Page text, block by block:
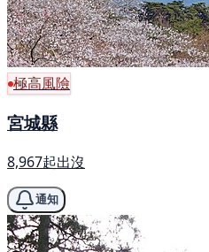
極高風險
宮城縣
8,967起出沒
通知